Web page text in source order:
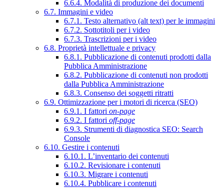
6.6.4. Modalità di produzione dei documenti
6.7. Immagini e video
6.7.1. Testo alternativo (alt text) per le immagini
6.7.2. Sottotitoli per i video
6.7.3. Trascrizioni per i video
6.8. Proprietà intellettuale e privacy
6.8.1. Pubblicazione di contenuti prodotti dalla
Pubblica Amministrazione
6.8.2. Pubblicazione di contenuti non prodotti
dalla Pubblica Amministrazione
6.8.3. Consenso dei soggetti ritratti
6.9. Ottimizzazione per i motori di ricerca (SEO)
6.9.1. I fattori on-page
6.9.2. I fattori off-page
6.9.3. Strumenti di diagnostica SEO: Search
Console
6.10. Gestire i contenuti
6.10.1. L’inventario dei contenuti
6.10.2. Revisionare i contenuti
6.10.3. Migrare i contenuti
6.10.4. Pubblicare i contenuti